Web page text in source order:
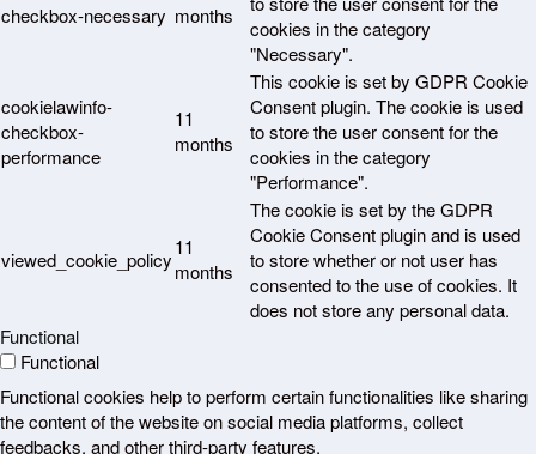
checkbox-necessary months
cookies in the category
"Necessary".
cookielawinfo-
checkbox-
performance
11
months
This cookie is set by GDPR Cookie
Consent plugin. The cookie is used
to store the user consent for the
cookies in the category
"Performance".
viewed_cookie_policy
11
months
The cookie is set by the GDPR
Cookie Consent plugin and is used
to store whether or not user has
consented to the use of cookies. It
does not store any personal data.
Functional
Functional
Functional cookies help to perform certain functionalities like sharing
the content of the website on social media platforms, collect
feedbacks, and other third-party features.